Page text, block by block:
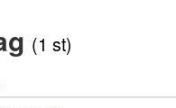
(1 st)